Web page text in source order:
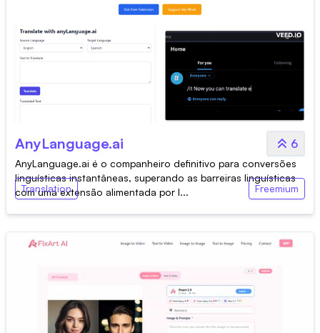
AnyLanguage.ai 6
AnyLanguage.ai é o companheiro definitivo para conversões
linguísticas instantâneas, superando as barreiras linguísticas
com uma extensão alimentada por I...
Translation Freemium